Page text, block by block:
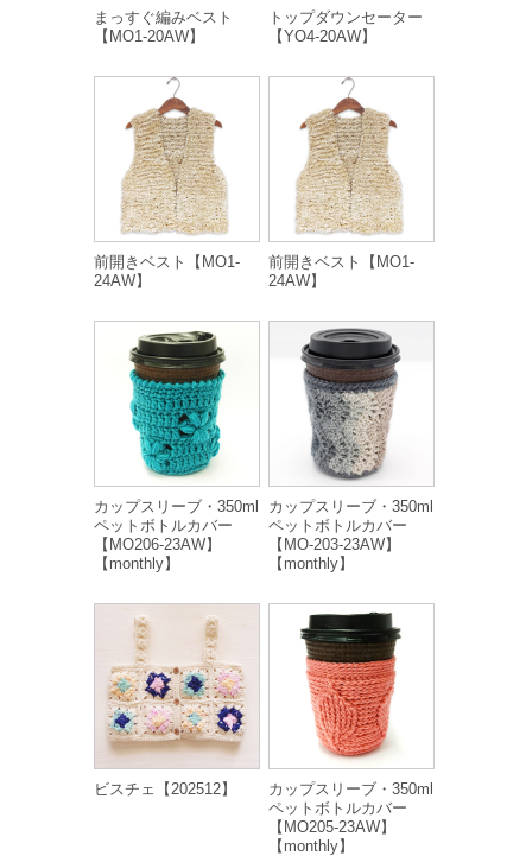
まっすぐ編みベスト
【MO1-20AW】
トップダウンセーター
【YO4-20AW】
前開きベスト【MO1-
24AW】
前開きベスト【MO1-
24AW】
カップスリーブ・350ml
ペットボトルカバー
【MO206-23AW】
【monthly】
カップスリーブ・350ml
ペットボトルカバー
【MO-203-23AW】
【monthly】
ビスチェ【202512】
カップスリーブ・350ml
ペットボトルカバー
【MO205-23AW】
【monthly】